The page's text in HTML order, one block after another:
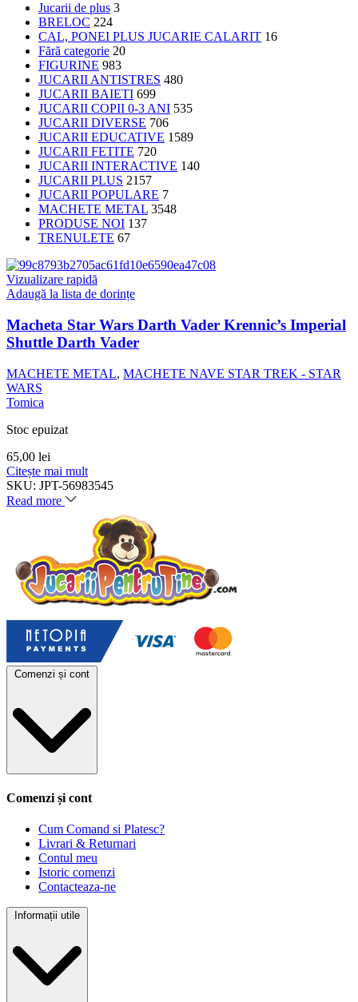
Jucarii de plus 3
BRELOC 224
CAL, PONEI PLUS JUCARIE CALARIT 16
Fără categorie 20
FIGURINE 983
JUCARII ANTISTRES 480
JUCARII BAIETI 699
JUCARII COPII 0-3 ANI 535
JUCARII DIVERSE 706
JUCARII EDUCATIVE 1589
JUCARII FETITE 720
JUCARII INTERACTIVE 140
JUCARII PLUS 2157
JUCARII POPULARE 7
MACHETE METAL 3548
PRODUSE NOI 137
TRENULETE 67
Vizualizare rapidă
Adaugă la lista de dorințe
Macheta Star Wars Darth Vader Krennic’s Imperial
Shuttle Darth Vader
MACHETE METAL, MACHETE NAVE STAR TREK - STAR
WARS
Tomica
Stoc epuizat
65,00 lei
Citește mai mult
SKU: JPT-56983545
Read more
Comenzi și cont
Comenzi și cont
Cum Comand si Platesc?
Livrari & Returnari
Contul meu
Istoric comenzi
Contacteaza-ne
Informații utile